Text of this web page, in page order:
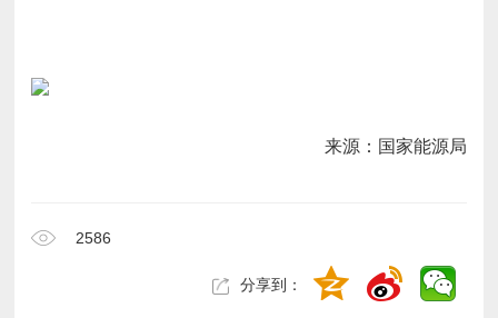
来源： 国家能源局
2586
分享到：